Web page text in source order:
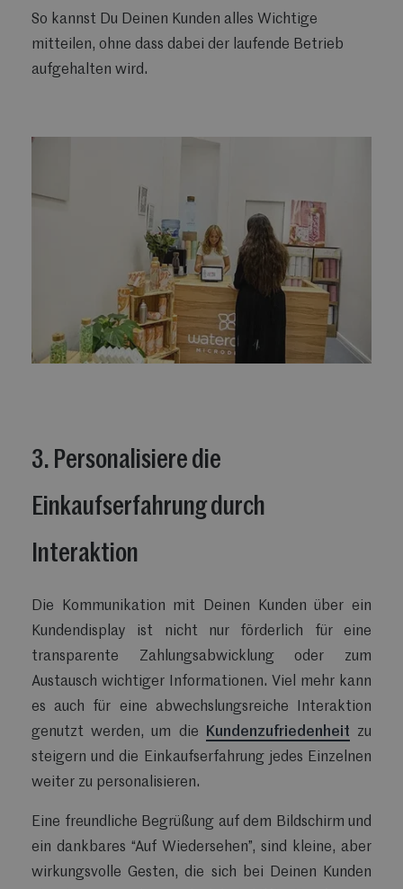
So kannst Du Deinen Kunden alles Wichtige
mitteilen, ohne dass dabei der laufende Betrieb
aufgehalten wird.
3. Personalisiere die
Einkaufserfahrung durch
Interaktion
Die Kommunikation mit Deinen Kunden über ein
Kundendisplay ist nicht nur förderlich für eine
transparente Zahlungsabwicklung oder zum
Austausch wichtiger Informationen. Viel mehr kann
es auch für eine abwechslungsreiche Interaktion
genutzt werden, um die
Kundenzufriedenheit zu
steigern und die Einkaufserfahrung jedes Einzelnen
weiter zu personalisieren.
Eine freundliche Begrüßung auf dem Bildschirm und
ein dankbares “Auf Wiedersehen”, sind kleine, aber
wirkungsvolle Gesten, die sich bei Deinen Kunden